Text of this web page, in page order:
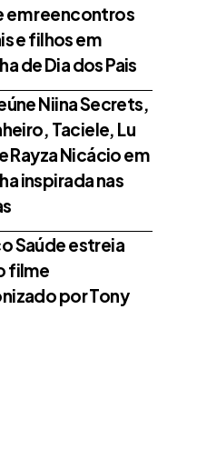
em reencontros
e filhos em
de Dia dos Pais
Niina Secrets,
Taciele, Lu
Rayza Nicácio em
inspirada nas
Saúde estreia
filme
por Tony